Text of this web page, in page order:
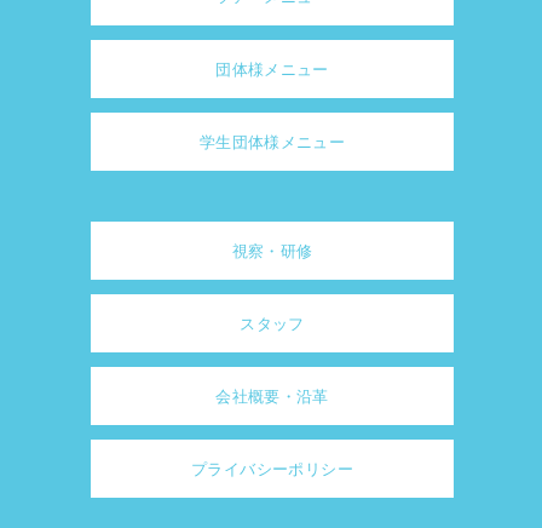
団体様メニュー
学生団体様メニュー
視察・研修
スタッフ
会社概要・沿革
プライバシーポリシー